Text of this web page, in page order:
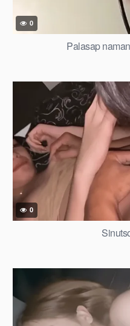
0
Palasap
0